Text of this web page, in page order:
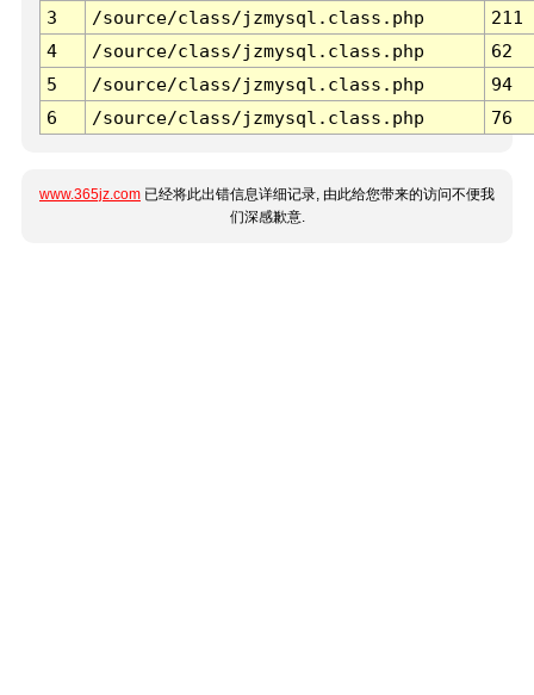
3 /source/class/jzmysql.class.php
211
4
/source/class/jzmysql.class.php
62
5
/source/class/jzmysql.class.php
94
6
/source/class/jzmysql.class.php 76
www.365jz.com 已经将此出错信息详细记录, 由此给您带来的访问不便我
们深感歉意.